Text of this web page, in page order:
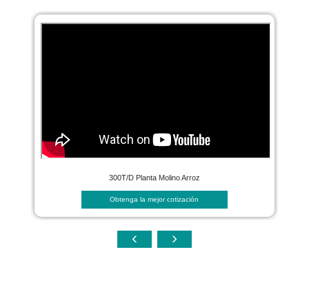
300T/D Planta Molino Arroz
Obtenga la mejor cotización